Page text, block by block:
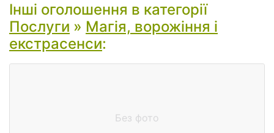
Інші оголошення в категорії
Послуги » Магія, ворожіння і
екстрасенси:
Без фото